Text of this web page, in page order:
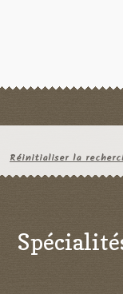
Réinitialiser la